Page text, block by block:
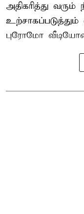
அதிகரித்து
உற்சாகப்படுத்தும்
புரோமோ